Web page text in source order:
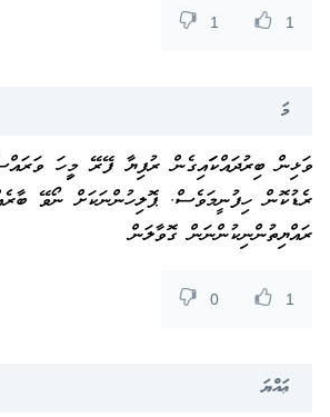
1
1
މަ
ވަޅިން ބިރުދައްކަައިގެން ރުފިޔާ ފޭރޭ މިީހަ
ރެޑުކޮން ހިފުނީމަވެސް. ޕޮލިހުންނަކަށް ނޯވޭ
ރައްޔިތުންނިކުންނަން ގޮވާލަން
1
0
ޢައްޔަ